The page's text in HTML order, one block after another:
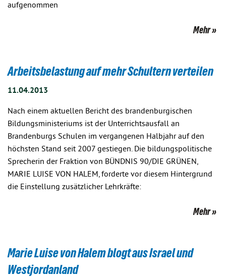
aufgenommen
Mehr
Arbeitsbelastung auf mehr Schultern verteilen
11.04.2013
Nach einem aktuellen Bericht des brandenburgischen
Bildungsministeriums ist der Unterrichtsausfall an
Brandenburgs Schulen im vergangenen Halbjahr auf den
höchsten Stand seit 2007 gestiegen. Die bildungspolitische
Sprecherin der Fraktion von BÜNDNIS 90/DIE GRÜNEN,
MARIE LUISE VON HALEM, forderte vor diesem Hintergrund
die Einstellung zusätzlicher Lehrkräfte:
Mehr
Marie Luise von Halem blogt aus Israel und
Westjordanland